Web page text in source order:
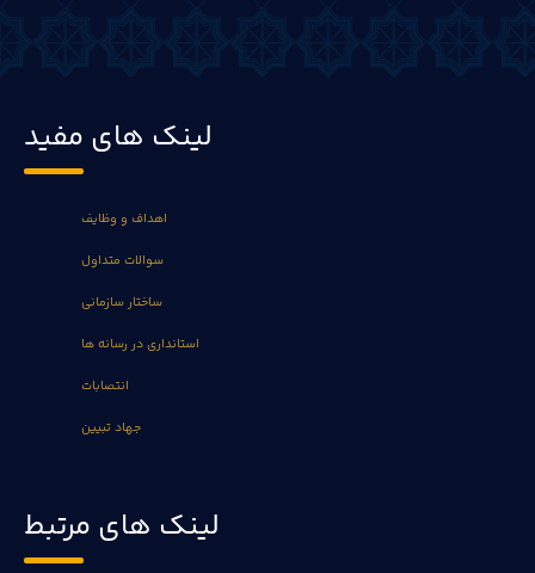
لینک های مفید
اهداف و وظایف
سوالات متداول
ساختار سازمانی
استانداری در رسانه ها
انتصابات
جهاد تبیین
لینک های مرتبط